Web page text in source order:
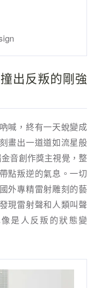
出反叛的剛強
喊，終有一天蛻變成
畫出一道道如流星般
音創作獎主視覺，整
點叛逆的氣息。一切
外專精雷射雕刻的藝
現雷射聲和人類叫聲
是人反叛的狀態變